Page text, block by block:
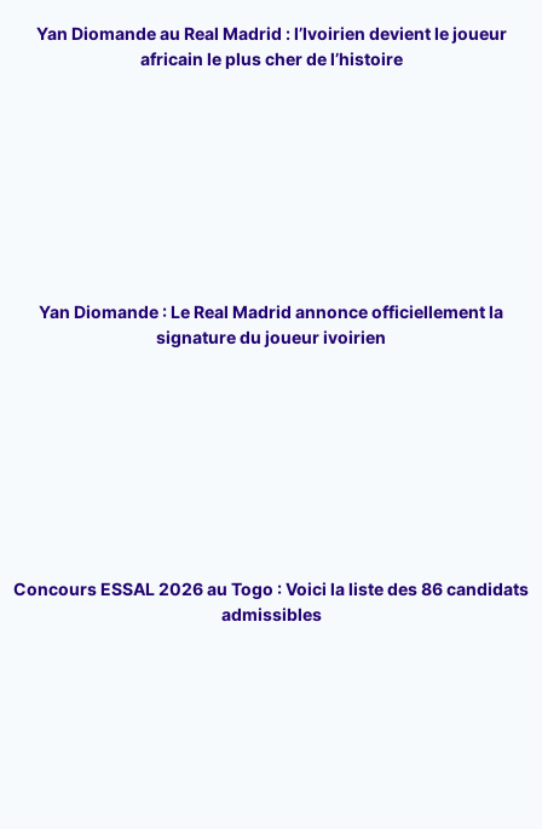
Yan Diomande au Real Madrid : l’Ivoirien devient le joueur
africain le plus cher de l’histoire
Yan Diomande : Le Real Madrid annonce officiellement la
signature du joueur ivoirien
Concours ESSAL 2026 au Togo : Voici la liste des 86 candidats
admissibles